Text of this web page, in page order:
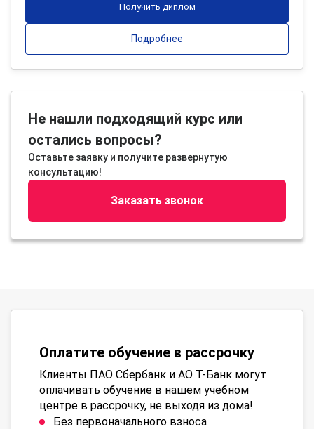
Получить диплом
Подробнее
Не нашли подходящий курс или
остались вопросы?
Оставьте заявку и получите развернутую
консультацию!
Заказать звонок
Оплатите обучение в рассрочку
Клиенты ПАО Сбербанк и АО Т-Банк могут
оплачивать обучение в нашем учебном
центре в рассрочку, не выходя из дома!
Без первоначального взноса